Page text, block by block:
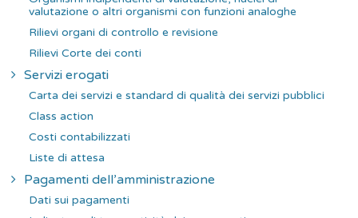
valutazione o altri organismi con funzioni analoghe
Rilievi organi di controllo e revisione
Rilievi Corte dei conti
Servizi erogati
Carta dei servizi e standard di qualità dei servizi pubblici
Class action
Costi contabilizzati
Liste di attesa
Pagamenti dell’amministrazione
Dati sui pagamenti